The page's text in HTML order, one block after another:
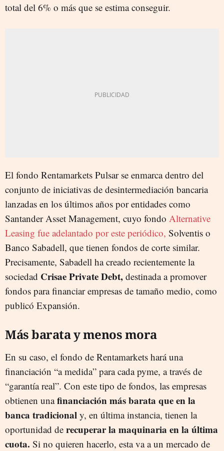
total del 6% o más que se estima conseguir.
El fondo Rentamarkets Pulsar se enmarca dentro del
conjunto de iniciativas de desintermediación bancaria
lanzadas en los últimos años por entidades como
Santander Asset Management, cuyo fondo Alternative
Leasing fue adelantado por este periódico, Solventis o
Banco Sabadell, que tienen fondos de corte similar.
Precisamente, Sabadell ha creado recientemente la
sociedad Crisae Private Debt, destinada a promover
fondos para financiar empresas de tamaño medio, como
publicó Expansión.
Más barata y menos mora
En su caso, el fondo de Rentamarkets hará una
financiación “a medida” para cada pyme, a través de
“garantía real”. Con este tipo de fondos, las empresas
obtienen unafinanciación más barata que en la
banca tradicional y, en última instancia, tienen la
oportunidad de recuperar la maquinaria en la última
cuota. Si no quieren hacerlo, esta va a un mercado de